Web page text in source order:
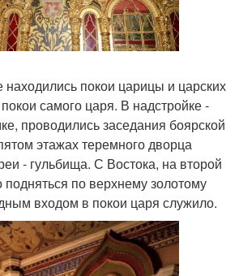
покои царицы и царских
самого царя. В надстройке -
проводились заседания боярской
этажах теремного дворца
- гульбища. С Востока, на второй
по верхнему золотому
входом в покои царя служило.